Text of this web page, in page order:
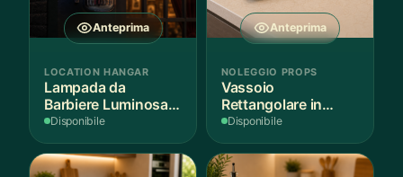
Anteprima
LOCATION HANGAR
Lampada da
Barbiere Luminosa
Rotante
Disponibile
Anteprima
NOLEGGIO PROPS
Vassoio
Rettangolare in
Legno Scuro
Disponibile